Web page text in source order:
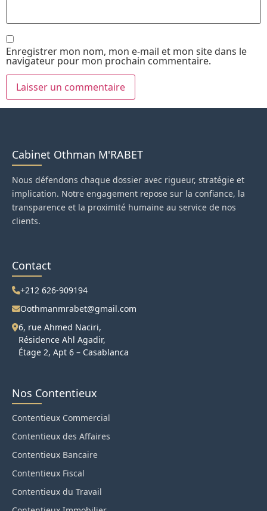
Enregistrer mon nom, mon e-mail et mon site dans le
navigateur pour mon prochain commentaire.
Cabinet Othman M'RABET
Nous défendons chaque dossier avec rigueur, stratégie et
implication. Notre engagement repose sur la confiance, la
transparence et la proximité humaine au service de nos
clients.
Contact
+212 626-909194
Oothmanmrabet@gmail.com
6, rue Ahmed Naciri,
Résidence Ahl Agadir,
Étage 2, Apt 6 – Casablanca
Nos Contentieux
Contentieux Commercial
Contentieux des Affaires
Contentieux Bancaire
Contentieux Fiscal
Contentieux du Travail